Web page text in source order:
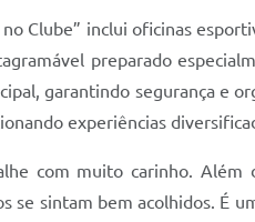
Clube” inclui oficinas
preparado
garantindo segurança e
experiências
com muito carinho.
se sintam bem acolhidos. É